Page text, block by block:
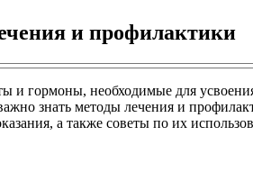
и профилактики
гормоны, необходимые для
знать методы лечения и
а также советы по их